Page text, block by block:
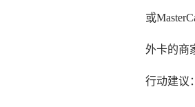
或
外卡的商
行动建议